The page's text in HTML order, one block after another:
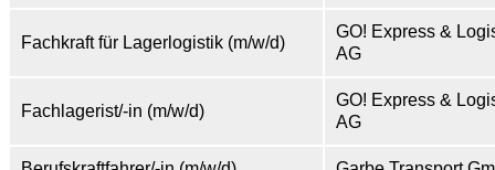
Fachkraft für Lagerlogistik (m/w/d)
GO! Express &
AG
Fachlagerist/-in (m/w/d)
GO! Express &
AG